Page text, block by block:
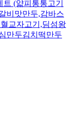
트 (얇피통통고기
비맛만두,감바스
교자고기,딤섬왕
만두김치떡만두